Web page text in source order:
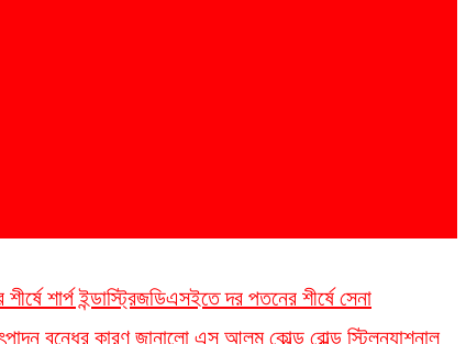
শার্প ইন্ডাস্ট্রিজডিএসইতে দর পতনের শীর্ষে সেনা
বন্ধের কারণ জানালো এস আলম কোল্ড রোল্ড স্টিলন্যাশনাল